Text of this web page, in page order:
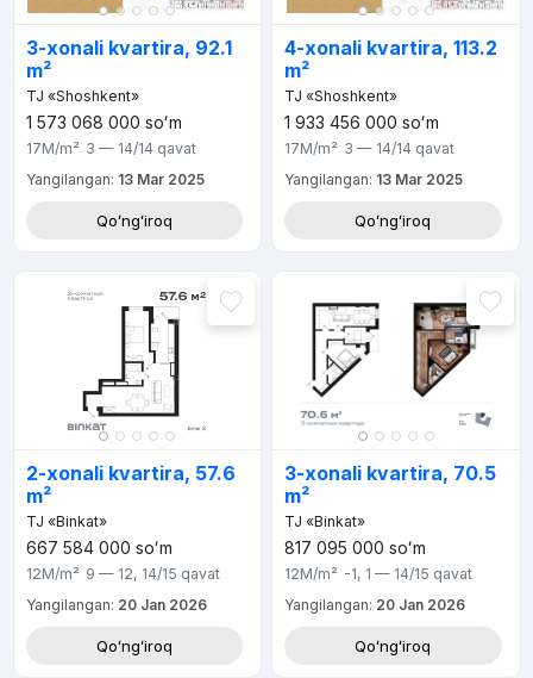
3-xonali kvartira, 92.1
m²
TJ «Shoshkent»
1 573 068 000 soʻm
17M/m² 3 — 14/14 qavat
Yangilangan: 13 Mar 2025
Qoʻngʻiroq
4-xonali kvartira, 113.2
m²
TJ «Shoshkent»
1 933 456 000 soʻm
17M/m² 3 — 14/14 qavat
Yangilangan: 13 Mar 2025
Qoʻngʻiroq
2-xonali kvartira, 57.6
m²
TJ «Binkat»
667 584 000 soʻm
12M/m² 9 — 12, 14/15 qavat
Yangilangan: 20 Jan 2026
Qoʻngʻiroq
3-xonali kvartira, 70.5
m²
TJ «Binkat»
817 095 000 soʻm
12M/m² -1, 1 — 14/15 qavat
Yangilangan: 20 Jan 2026
Qoʻngʻiroq